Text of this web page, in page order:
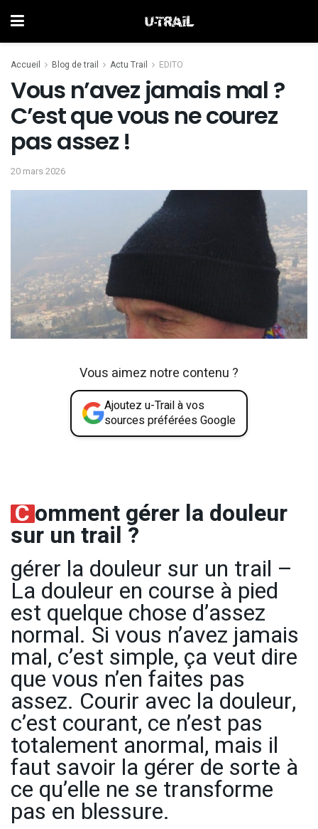
Accueil Blog de trail Actu Trail EDITO
Vous n’avez jamais mal ?
C’est que vous ne courez
pas assez !
20 mars 2026
Vous aimez notre contenu ?
Ajoutez u-Trail à vos
sources préférées Google
Comment gérer la douleur
sur un trail ?
gérer la douleur sur un trail –
La douleur en course à pied
est quelque chose d’assez
normal. Si vous n’avez jamais
mal, c’est simple, ça veut dire
que vous n’en faites pas
assez. Courir avec la douleur,
c’est courant, ce n’est pas
totalement anormal, mais il
faut savoir la gérer de sorte à
ce qu’elle ne se transforme
pas en blessure.